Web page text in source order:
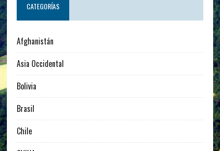
CATEGORÍAS
Afghanistán
Asia Occidental
Bolivia
Brasil
Chile